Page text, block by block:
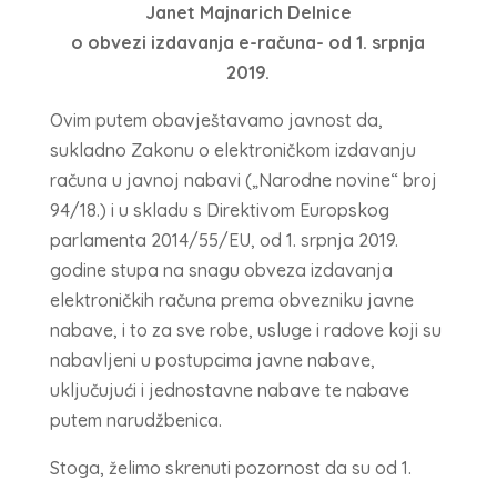
Janet Majnarich Delnice
o obvezi izdavanja e-računa- od 1. srpnja
2019.
Ovim putem obavještavamo javnost da,
sukladno Zakonu o elektroničkom izdavanju
računa u javnoj nabavi („Narodne novine“ broj
94/18.) i u skladu s Direktivom Europskog
parlamenta 2014/55/EU, od 1. srpnja 2019.
godine stupa na snagu obveza izdavanja
elektroničkih računa prema obvezniku javne
nabave, i to za sve robe, usluge i radove koji su
nabavljeni u postupcima javne nabave,
uključujući i jednostavne nabave te nabave
putem narudžbenica.
Stoga, želimo skrenuti pozornost da su od 1.